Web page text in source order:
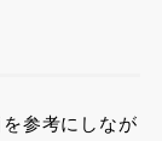
参考にしなが